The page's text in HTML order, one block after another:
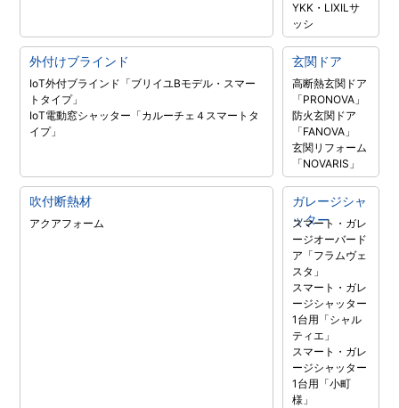
YKK・LIXILサ
ッシ
外付けブラインド
IoT外付ブラインド「ブリイユBモデル・スマー
トタイプ」
IoT電動窓シャッター「カルーチェ４スマートタ
イプ」
玄関ドア
高断熱玄関ドア
「PRONOVA」
防火玄関ドア
「FANOVA」
玄関リフォーム
「NOVARIS」
吹付断熱材
アクアフォーム
ガレージシャ
ッター
スマート・ガレ
ージオーバード
ア「フラムヴェ
スタ」
スマート・ガレ
ージシャッター
1台用「シャル
ティエ」
スマート・ガレ
ージシャッター
1台用「小町
様」